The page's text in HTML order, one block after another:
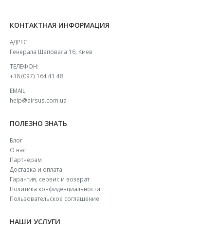
КОНТАКТНАЯ ИНФОРМАЦИЯ
АДРЕС:
Генерала Шаповала 16, Киев
ТЕЛЕФОН:
+38 (097) 164 41 48
EMAIL:
help@airsus.com.ua
ПОЛЕЗНО ЗНАТЬ
Блог
О нас
Партнерам
Доставка и оплата
Гарантия, сервис и возврат
Политика конфиденциальности
Пользовательское соглашение
НАШИ УСЛУГИ